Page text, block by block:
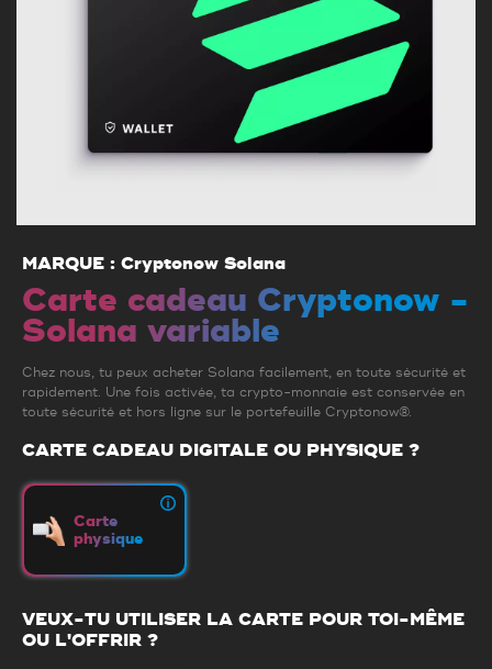
MARQUE : Cryptonow Solana
Carte cadeau Cryptonow -
Solana variable
Chez nous, tu peux acheter Solana facilement, en toute sécurité et
rapidement. Une fois activée, ta crypto-monnaie est conservée en
toute sécurité et hors ligne sur le portefeuille Cryptonow®.
CARTE CADEAU DIGITALE OU PHYSIQUE ?
Carte
physique
VEUX-TU UTILISER LA CARTE POUR TOI-MÊME
OU L'OFFRIR ?